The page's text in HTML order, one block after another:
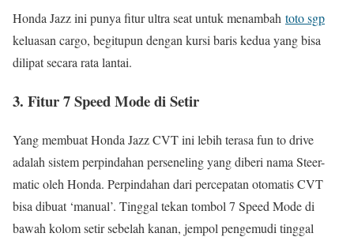
Honda Jazz ini punya fitur ultra seat untuk menambah toto sgp
keluasan cargo, begitupun dengan kursi baris kedua yang bisa
dilipat secara rata lantai.
3. Fitur 7 Speed Mode di Setir
Yang membuat Honda Jazz CVT ini lebih terasa fun to drive
adalah sistem perpindahan perseneling yang diberi nama Steer-
matic oleh Honda. Perpindahan dari percepatan otomatis CVT
bisa dibuat ‘manual’. Tinggal tekan tombol 7 Speed Mode di
bawah kolom setir sebelah kanan, jempol pengemudi tinggal